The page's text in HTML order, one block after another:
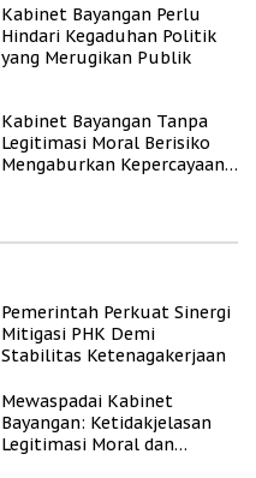
Kabinet Bayangan Perlu
Hindari Kegaduhan Politik
yang Merugikan Publik
Kabinet Bayangan Tanpa
Legitimasi Moral Berisiko
Mengaburkan Kepercayaan
Pemerintah Perkuat Sinergi
Mitigasi PHK Demi
Stabilitas Ketenagakerjaan
Mewaspadai Kabinet
Bayangan: Ketidakjelasan
Legitimasi Moral dan